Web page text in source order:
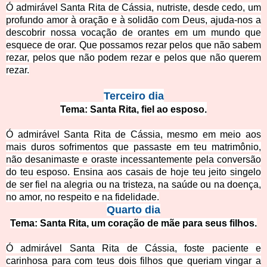
Ó admirável Santa Rita de Cássia, nutriste, desde cedo, um
profundo amor à oração e à solidão com Deus, ajuda-nos a
descobrir nossa vocação de orantes em um mundo que
esquece de orar. Que possamos rezar pelos que não sabem
rezar, pelos que não podem rezar e pelos que não querem
rezar.
Terceiro dia
Tema: Santa Rita, fiel ao esposo.
Ó admirável Santa Rita de Cássia, mesmo em meio aos
mais duros sofrimentos que passaste em teu matrimônio,
não desanimaste e oraste incessantemente pela conversão
do teu esposo. Ensina aos casais de hoje teu jeito singelo
de ser fiel na alegria ou na tristeza, na saúde ou na doença,
no amor, no respeito e na fidelidade.
Quarto dia
Tema: Santa Rita, um coração de mãe para seus filhos.
Ó admirável Santa Rita de Cássia, foste paciente e
carinhosa para com teus dois filhos que queriam vingar a